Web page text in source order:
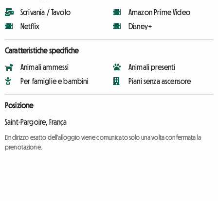
Scrivania / Tavolo
Netflix
Amazon Prime Video
Disney+
Caratteristiche specifiche
Animali ammessi
Per famiglie e bambini
Animali presenti
Piani senza ascensore
Posizione
Saint-Pargoire, França
L'indirizzo esatto dell'alloggio viene comunicato solo una volta confermata la
prenotazione.